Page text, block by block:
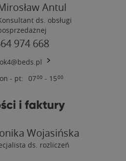
Antul
ds. obsługi
974 668
- pt: 0700 - 1500
i faktury
Wojasińska
ds. rozliczeń